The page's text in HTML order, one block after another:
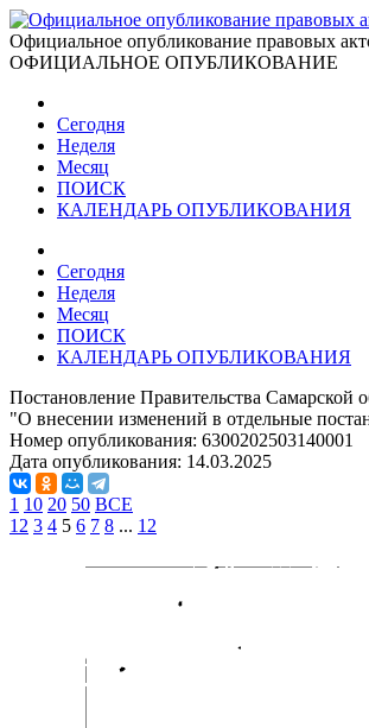
Официальное опубликование правовых
ОФИЦИАЛЬНОЕ ОПУБЛИКОВАНИЕ
Сегодня
Неделя
Месяц
ПОИСК
КАЛЕНДАРЬ ОПУБЛИКОВАНИЯ
Сегодня
Неделя
Месяц
ПОИСК
КАЛЕНДАРЬ ОПУБЛИКОВАНИЯ
Постановление Правительства Самарской
"О внесении изменений в отдельные
Номер опубликования: 6300202503140001
Дата опубликования: 14.03.2025
1 10 20 50 ВСЕ
1 2 3 4 5 6 7 8 ... 12